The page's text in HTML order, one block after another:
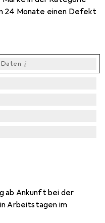
24 Monate einen Defekt
Daten i
ab Ankunft bei der
Arbeitstagen im